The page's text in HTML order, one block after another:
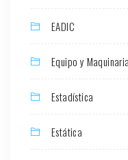
EADIC
Equipo y
Estadística
Estática